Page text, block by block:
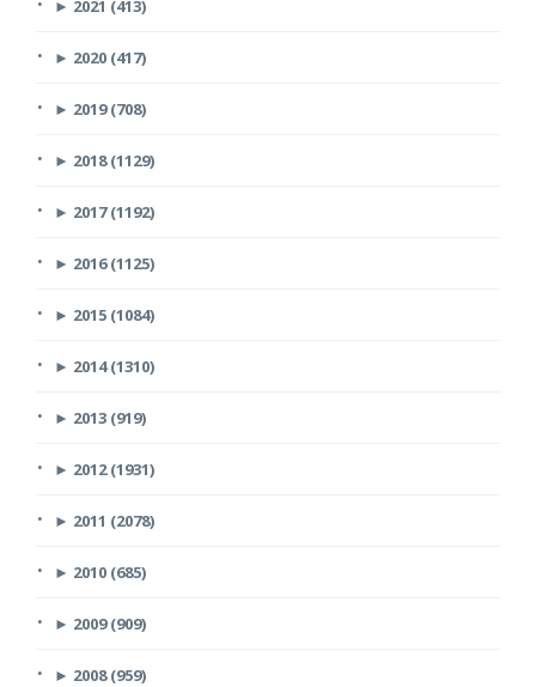
► 2021 (413)
► 2020 (417)
► 2019 (708)
► 2018 (1129)
► 2017 (1192)
► 2016 (1125)
► 2015 (1084)
► 2014 (1310)
► 2013 (919)
► 2012 (1931)
► 2011 (2078)
► 2010 (685)
► 2009 (909)
► 2008 (959)